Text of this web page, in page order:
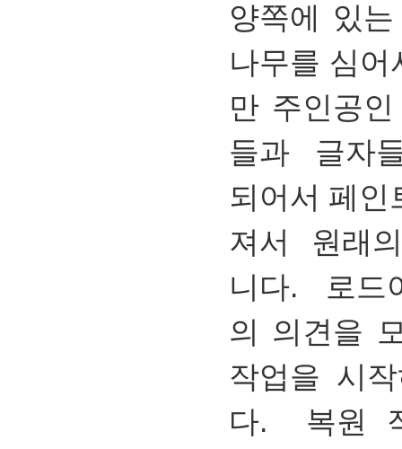
양쪽에 있
나무를 심
만 주인공
들과 글자
되어서 페인
져서 원래
니다. 로드
의 의견을
작업을 시
다. 복원